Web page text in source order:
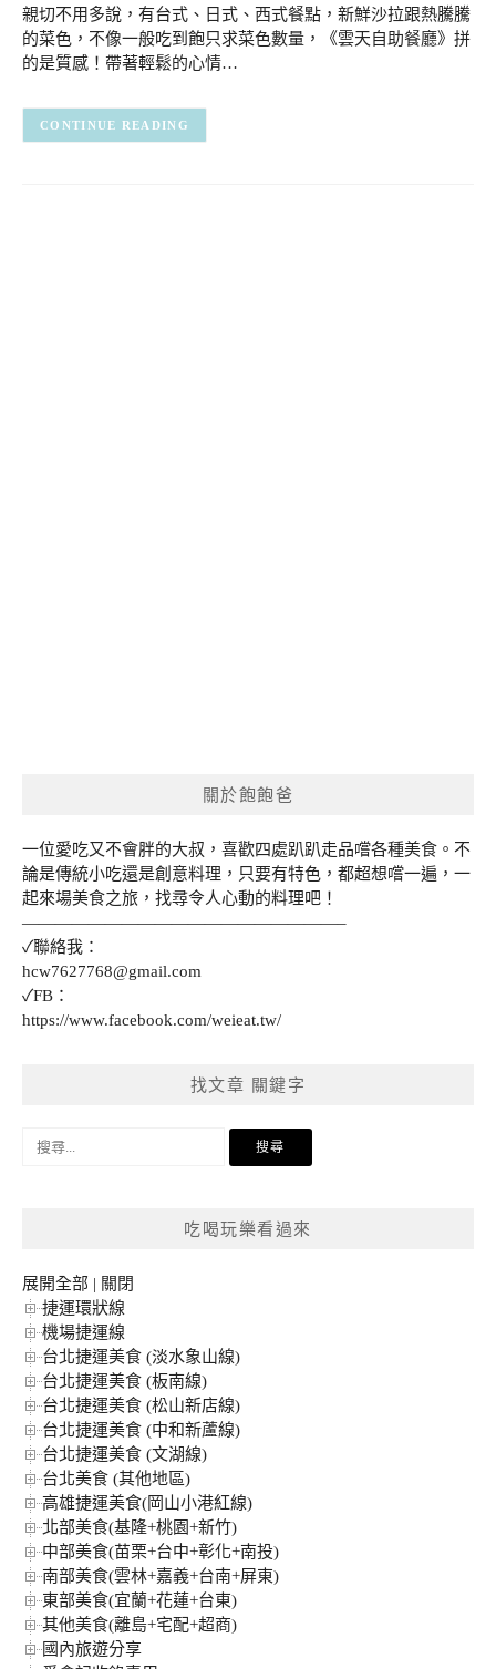
親切不用多說，有台式、日式、西式餐點，新鮮沙拉跟熱騰騰
的菜色，不像一般吃到飽只求菜色數量，《雲天自助餐廳》拼
的是質感！帶著輕鬆的心情…
CONTINUE READING
關於飽飽爸
一位愛吃又不會胖的大叔，喜歡四處趴趴走品嚐各種美食。不
論是傳統小吃還是創意料理，只要有特色，都超想嚐一遍，一
起來場美食之旅，找尋令人心動的料理吧！
———————————————————–
✓聯絡我：
hcw7627768@gmail.com
✓FB：
https://www.facebook.com/weieat.tw/
找文章 關鍵字
搜
吃喝玩樂看過來
展開全部 | 關閉
捷運環狀線
機場捷運線
台北捷運美食 (淡水象山線)
台北捷運美食 (板南線)
台北捷運美食 (松山新店線)
台北捷運美食 (中和新蘆線)
台北捷運美食 (文湖線)
台北美食 (其他地區)
高雄捷運美食(岡山小港紅線)
北部美食(基隆+桃園+新竹)
中部美食(苗栗+台中+彰化+南投)
南部美食(雲林+嘉義+台南+屏東)
東部美食(宜蘭+花蓮+台東)
其他美食(離島+宅配+超商)
國內旅遊分享